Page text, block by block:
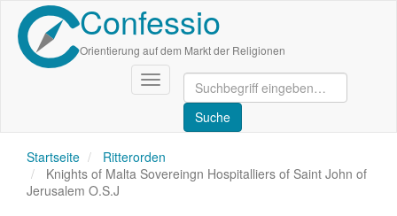
Direkt
zum
Inhalt
Confessio
Orientierung auf dem Markt der Religionen
Navigation
aktivieren/deaktivieren
Startseite
Ritterorden
Knights of Malta Sovereingn Hospitalliers of Saint John of
Jerusalem O.S.J